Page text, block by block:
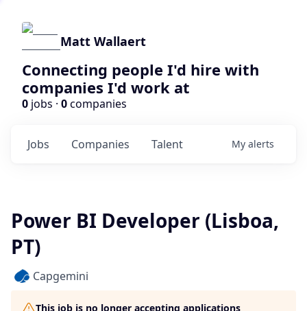
Matt Wallaert
Connecting people I'd hire with
companies I'd work at
0 jobs · 0companies
Jobs Companies Talent My alerts
Power BI Developer (Lisboa,
PT)
Capgemini
This job is no longer accepting applications